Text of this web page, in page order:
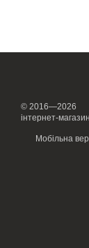
© 2016—2026
інтернет-
Мобільна